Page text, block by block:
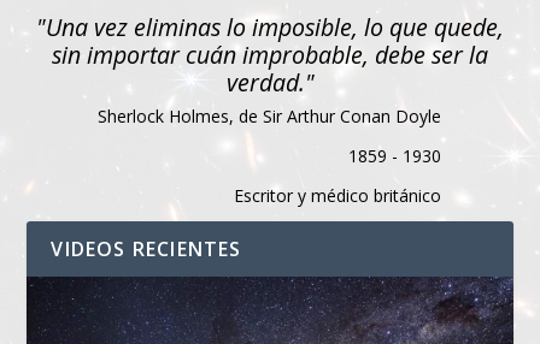
"Una vez eliminas lo imposible, lo que quede,
sin importar cuán improbable, debe ser la
verdad."
Sherlock Holmes, de Sir Arthur Conan Doyle
1859 - 1930
Escritor y médico británico
VIDEOS RECIENTES